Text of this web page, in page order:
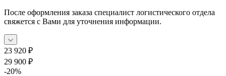
После оформления заказа специалист логистического отдела
свяжется с Вами для уточнения информации.
23 920 ₽
29 900 ₽
-20%